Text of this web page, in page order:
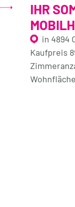
IHR
in 4894
Kaufpreis